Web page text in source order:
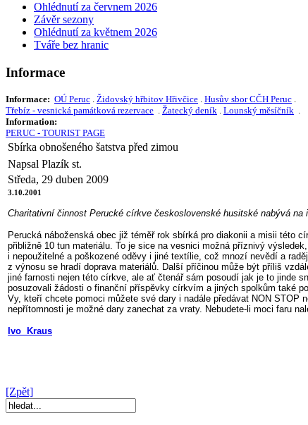
Ohlédnutí za červnem 2026
Závěr sezony
Ohlédnutí za květnem 2026
Tváře bez hranic
Informace
Informace: OÚ Peruc Židovský hřbitov Hřivčice Husův sbor CČH Peruc
Třebíz - vesnická památková rezervace
Žatecký deník Lounský měsíčník
Information:
PERUC - TOURIST PAGE
Sbírka obnošeného šatstva před zimou
Napsal Plazík st.
Středa, 29 duben 2009
3.10.2001
Charitativní činnost Perucké církve československé husitské nabývá
Perucká náboženská obec již téměř rok sbírká pro diakonii a misii této
přibližně 10 tun materiálu. To je sice na vesnici možná příznivý
i nepoužitelné a poškozené oděvy i jiné textílie, což mnozí nevědí a
z výnosu se hradí doprava materiálů. Další příčinou může být příliš
jiné farnosti nejen této církve, ale ať čtenář sám posoudí jak je to jinde
posuzovali žádosti o finanční příspěvky církvím a jiných spolkům také
Vy, kteří chcete pomoci můžete své dary i nadále předávat NON STOP
nepřítomnosti je možné dary zanechat za vraty. Nebudete-li moci faru
Ivo Kraus
[Zpět]